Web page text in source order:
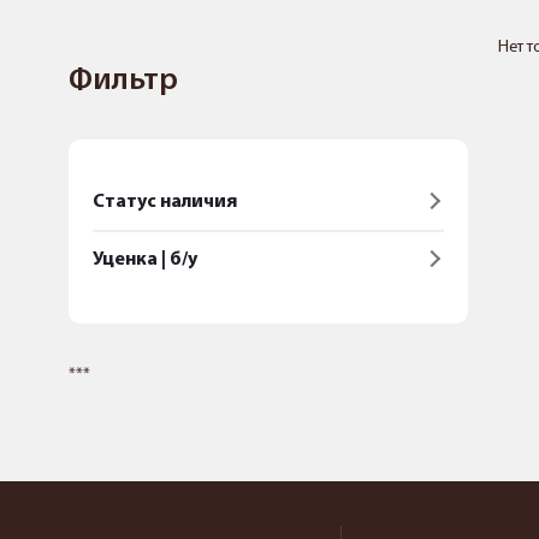
***
Фильтр
Статус наличия
Уценка | б/у
Нет